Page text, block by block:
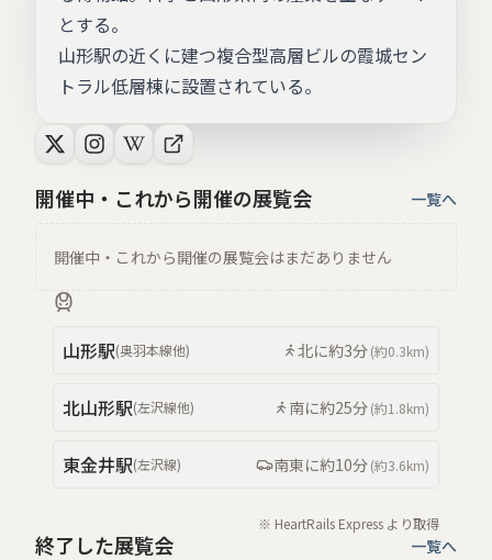
とする。
山形駅の近くに建つ複合型高層ビルの霞城セン
トラル低層棟に設置されている。
開催中・これから開催の展覧会 一覧へ
開催中・これから開催の展覧会はまだありません
山形駅(奥羽本線他) 北に約3分(約0.3km)
北山形駅(左沢線他) 南に約25分(約1.8km)
東金井駅(左沢線) 南東に約10分(約3.6km)
※ HeartRails Express より取得
終了した展覧会 一覧へ